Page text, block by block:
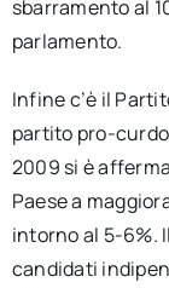
sbarramento al
parlamento.
Infine c’è il
partito pro-
2009 si è
Paese a
intorno al 5-6%.
candidati